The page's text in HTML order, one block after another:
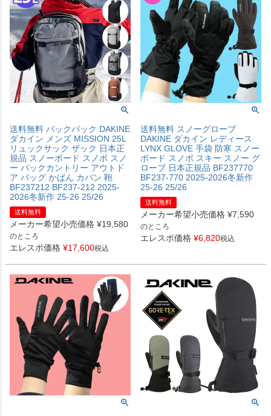
送料無料 バックパック DAKINE
ダカイン メンズ MISSION 25L
リュックサック ザック 日本正
規品 スノーボード スノボ スノ
ー バックカントリー アウトド
ア バッグ かばん カバン 鞄
BF237212 BF237-212 2025-
2026冬新作 25-26 25/26
送料無料
メーカー希望小売価格 ¥19,580
のところ
エレスポ価格 ¥17,600税込
送料無料 スノーグローブ
DAKINE ダカイン レディース
LYNX GLOVE 手袋 防寒 スノー
ボード スノボ スキー スノー グ
ローブ 日本正規品 BF237770
BF237-770 2025-2026冬新作
25-26 25/26
送料無料
メーカー希望小売価格 ¥7,590
のところ
エレスポ価格 ¥6,820税込